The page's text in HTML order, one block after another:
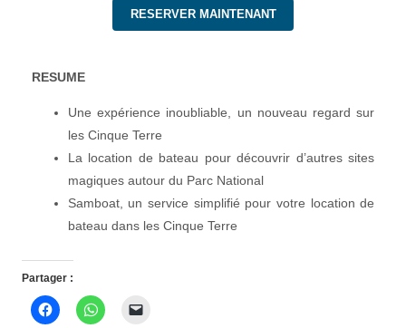
RESERVER MAINTENANT
RESUME
Une expérience inoubliable, un nouveau regard sur
les Cinque Terre
La location de bateau pour découvrir d’autres sites
magiques autour du Parc National
Samboat, un service simplifié pour votre location de
bateau dans les Cinque Terre
Partager :